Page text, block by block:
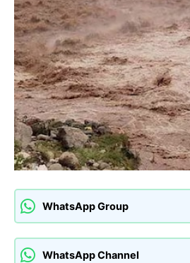
WhatsApp Group
WhatsApp Channel